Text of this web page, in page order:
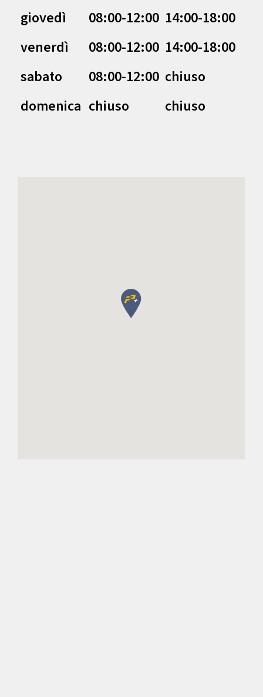
giovedì
08:00-12:00 14:00-18:00
venerdì
08:00-12:00 14:00-18:00
sabato
08:00-12:00 chiuso
domenica chiuso chiuso